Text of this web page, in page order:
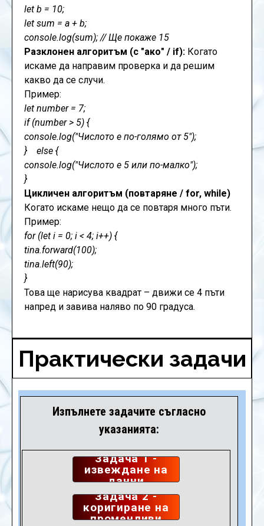
let b = 10;
let sum = a + b;
console.log(sum); // Ще покаже 15
Разклонен алгоритъм (с "ако" / if): Когато
искаме да направим проверка и да решим
какво да се случи.
Пример:
let number = 7;
if (number > 5) {
console.log("Числото е по-голямо от 5");
} else {
console.log("Числото е 5 или по-малко");
}
Цикличен алгоритъм (повтаряне / for, while)
Когато искаме нещо да се повтаря много пъти.
Пример:
for (let i = 0; i < 4; i++) {
tina.forward(100);
tina.left(90);
}
Това ще нарисува квадрат – движи се 4 пъти
напред и завива наляво по 90 градуса.
Практически задачи
Изпълнете задачите съгласно
указанията:​
Задача 1 -
извеждане на
данни
Задача 2 -
коригиране на
променливи